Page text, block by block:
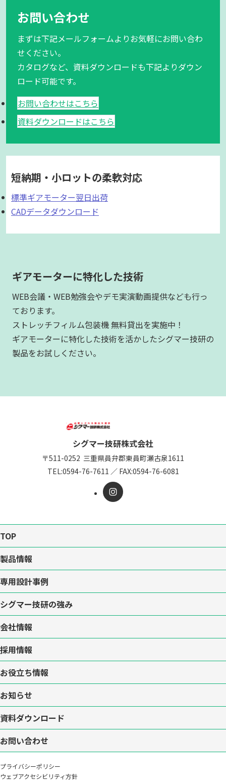
お問い合わせ
まずは下記メールフォームよりお気軽にお問い合わ
せください。
カタログなど、資料ダウンロードも下記よりダウン
ロード可能です。
お問い合わせはこちら
資料ダウンロードはこちら
短納期・小ロットの柔軟対応
標準ギアモーター翌日出荷
CADデータダウンロード
ギアモーターに特化した技術
WEB会議・WEB勉強会やデモ実演動画提供なども行っ
ております。
ストレッチフィルム包装機 無料貸出を実施中！
ギアモーターに特化した技術を活かしたシグマー技研の
製品をお試しください。
シグマー技研株式会社
〒511-0252 三重県員弁郡東員町瀬古泉1611
TEL:0594-76-7611 ／ FAX:0594-76-6081
TOP
製品情報
専用設計事例
シグマー技研の強み
会社情報
採用情報
お役立ち情報
お知らせ
資料ダウンロード
お問い合わせ
プライバシーポリシー
ウェブアクセシビリティ方針